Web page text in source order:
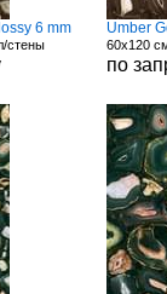
6 mm
стены
Umber
60x120
по